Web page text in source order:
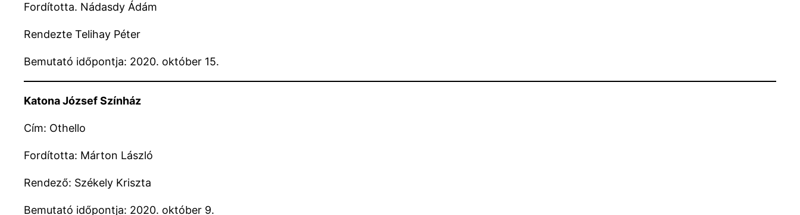
Fordította. Nádasdy Ádám
Rendezte Telihay Péter
Bemutató időpontja: 2020. október 15.
Katona József Színház
Cím: Othello
Fordította: Márton László
Rendező: Székely Kriszta
Bemutató időpontja: 2020. október 9.